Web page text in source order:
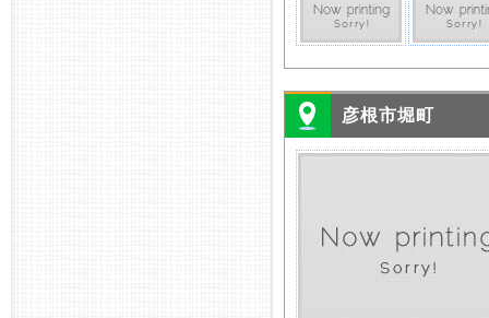
彦根市堀町